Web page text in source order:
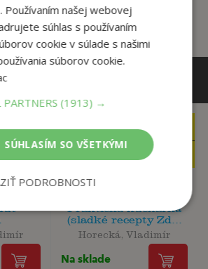
11,90€
11,31
Praktická kuchárka
(sladké recepty Zd...
Horecká, Vladimír
Na sklade
Používaním našej webovej
súhlas s používaním
cookie v súlade s našimi
súborov cookie.
(1913) →
SÚHLASÍM SO VŠETKÝMI
PODROBNOSTI